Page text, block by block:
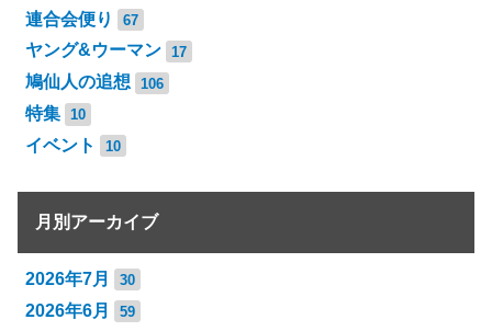
連合会便り 67
ヤング&ウーマン 17
鳩仙人の追想 106
特集 10
イベント 10
月別アーカイブ
2026年7月 30
2026年6月 59